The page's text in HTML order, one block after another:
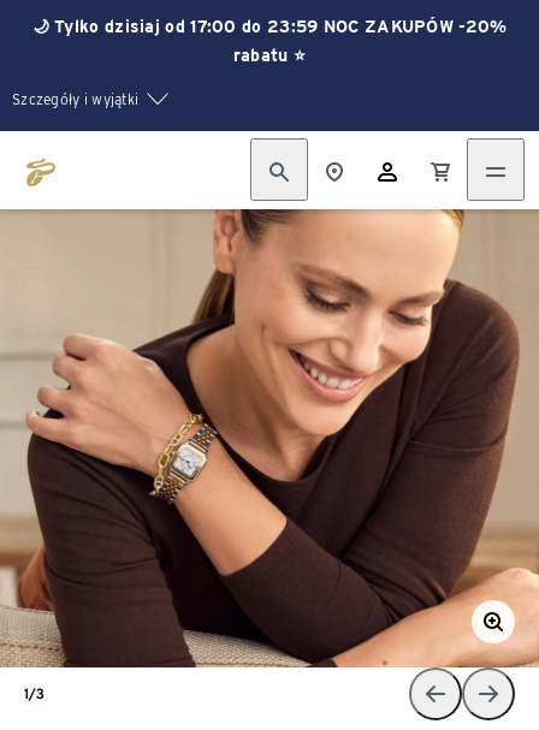
🌙 Tylko dzisiaj od 17:00 do 23:59 NOC ZAKUPÓW -20%
rabatu ⭐
Szczegóły i wyjątki
1/3